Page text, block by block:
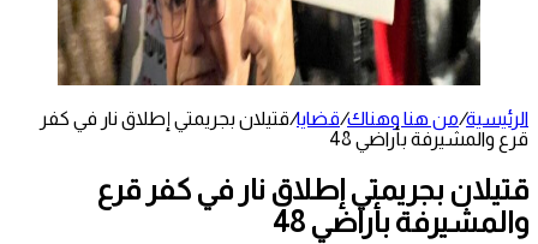
الرئيسية/من هنا وهناك/قضايا/قتيلان بجريمتي إطلاق نار في كفر
قرع والمشيرفة بأراضي 48
قتيلان بجريمتي إطلاق نار في كفر قرع
والمشيرفة بأراضي 48